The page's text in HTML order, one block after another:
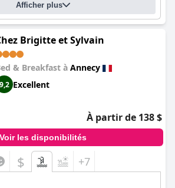
Afficher plus
Brigitte et Sylvain
& Breakfast à Annecy
9,2 Excellent
À partir de 138 $
Voir les disponibilités
$ +7